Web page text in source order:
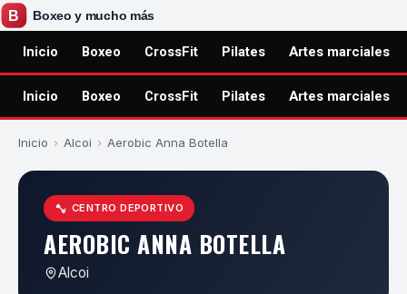
Inicio Boxeo CrossFit Pilates Artes marciales
Inicio Boxeo CrossFit Pilates Artes marciales
Inicio › Alcoi › Aerobic Anna Botella
CENTRO DEPORTIVO
AEROBIC ANNA BOTELLA
Alcoi